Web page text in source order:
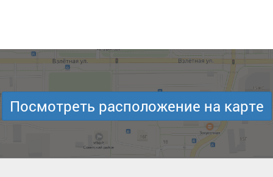
Посмотреть расположение на карте